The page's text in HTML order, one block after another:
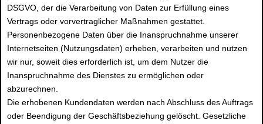
DSGVO, der die Verarbeitung von Daten zur Erfüllung eines
Vertrags oder vorvertraglicher Maßnahmen gestattet.
Personenbezogene Daten über die Inanspruchnahme unserer
Internetseiten (Nutzungsdaten) erheben, verarbeiten und nutzen
wir nur, soweit dies erforderlich ist, um dem Nutzer die
Inanspruchnahme des Dienstes zu ermöglichen oder
abzurechnen.
Die erhobenen Kundendaten werden nach Abschluss des Auftrags
oder Beendigung der Geschäftsbeziehung gelöscht. Gesetzliche